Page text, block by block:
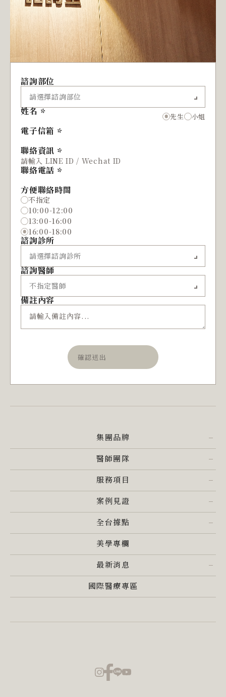
諮詢部位
姓名 先生 小姐
電子信箱
聯絡資訊
聯絡電話
方便聯絡時間
不指定
10:00-12:00
13:00-16:00
16:00-18:00
諮詢診所
諮詢醫師
備註內容
確認送出
集團品牌
醫師團隊
服務項目
案例見證
全台據點
美學專欄
最新消息
國際醫療專區